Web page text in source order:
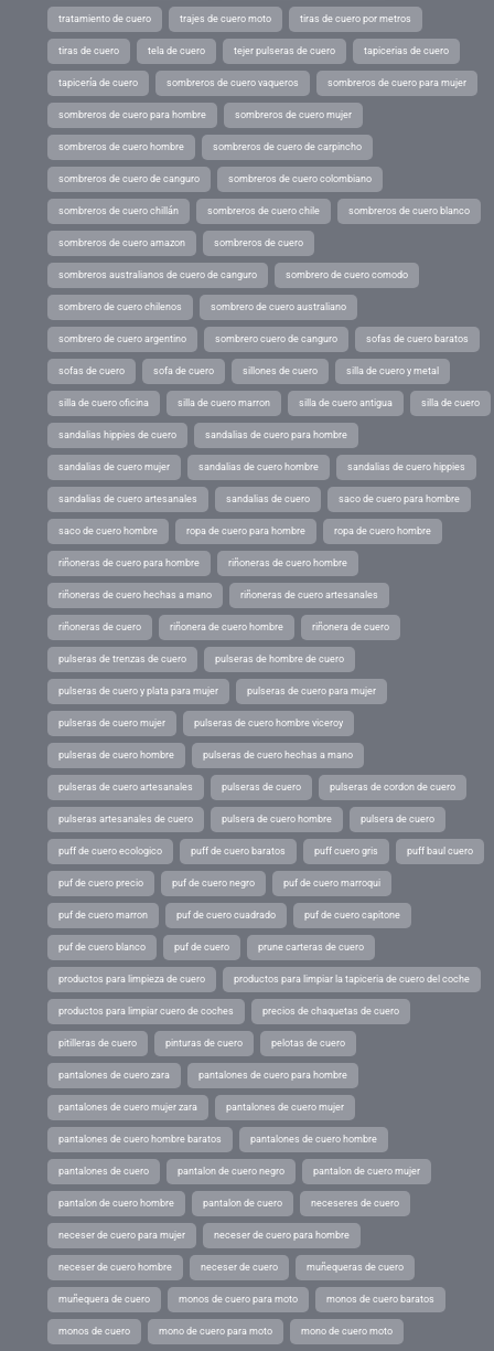
tratamiento de cuero trajes de cuero moto tiras de cuero por metros
tiras de cuero tela de cuero tejer pulseras de cuero tapicerias de cuero
tapicería de cuero sombreros de cuero vaqueros sombreros de cuero para mujer
sombreros de cuero para hombre sombreros de cuero mujer
sombreros de cuero hombre sombreros de cuero de carpincho
sombreros de cuero de canguro sombreros de cuero colombiano
sombreros de cuero chillán sombreros de cuero chile sombreros de cuero blanco
sombreros de cuero amazon sombreros de cuero
sombreros australianos de cuero de canguro sombrero de cuero comodo
sombrero de cuero chilenos sombrero de cuero australiano
sombrero de cuero argentino sombrero cuero de canguro sofas de cuero baratos
sofas de cuero sofa de cuero sillones de cuero silla de cuero y metal
silla de cuero oficina silla de cuero marron silla de cuero antigua silla de cuero
sandalias hippies de cuero sandalias de cuero para hombre
sandalias de cuero mujer sandalias de cuero hombre sandalias de cuero hippies
sandalias de cuero artesanales sandalias de cuero saco de cuero para hombre
saco de cuero hombre ropa de cuero para hombre ropa de cuero hombre
riñoneras de cuero para hombre riñoneras de cuero hombre
riñoneras de cuero hechas a mano riñoneras de cuero artesanales
riñoneras de cuero riñonera de cuero hombre riñonera de cuero
pulseras de trenzas de cuero pulseras de hombre de cuero
pulseras de cuero y plata para mujer pulseras de cuero para mujer
pulseras de cuero mujer pulseras de cuero hombre viceroy
pulseras de cuero hombre pulseras de cuero hechas a mano
pulseras de cuero artesanales pulseras de cuero pulseras de cordon de cuero
pulseras artesanales de cuero pulsera de cuero hombre pulsera de cuero
puff de cuero ecologico puff de cuero baratos puff cuero gris puff baul cuero
puf de cuero precio puf de cuero negro puf de cuero marroqui
puf de cuero marron puf de cuero cuadrado puf de cuero capitone
puf de cuero blanco puf de cuero prune carteras de cuero
productos para limpieza de cuero productos para limpiar la tapiceria de cuero del coche
productos para limpiar cuero de coches precios de chaquetas de cuero
pitilleras de cuero pinturas de cuero pelotas de cuero
pantalones de cuero zara pantalones de cuero para hombre
pantalones de cuero mujer zara pantalones de cuero mujer
pantalones de cuero hombre baratos pantalones de cuero hombre
pantalones de cuero pantalon de cuero negro pantalon de cuero mujer
pantalon de cuero hombre pantalon de cuero neceseres de cuero
neceser de cuero para mujer neceser de cuero para hombre
neceser de cuero hombre neceser de cuero muñequeras de cuero
muñequera de cuero monos de cuero para moto monos de cuero baratos
monos de cuero mono de cuero para moto mono de cuero moto